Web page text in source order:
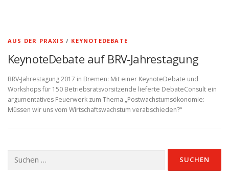
AUS DER PRAXIS / KEYNOTEDEBATE
KeynoteDebate auf BRV-Jahrestagung
BRV-Jahrestagung 2017 in Bremen: Mit einer KeynoteDebate und
Workshops für 150 Betriebsratsvorsitzende lieferte DebateConsult ein
argumentatives Feuerwerk zum Thema „Postwachstumsökonomie:
Müssen wir uns vom Wirtschaftswachstum verabschieden?“
nach: